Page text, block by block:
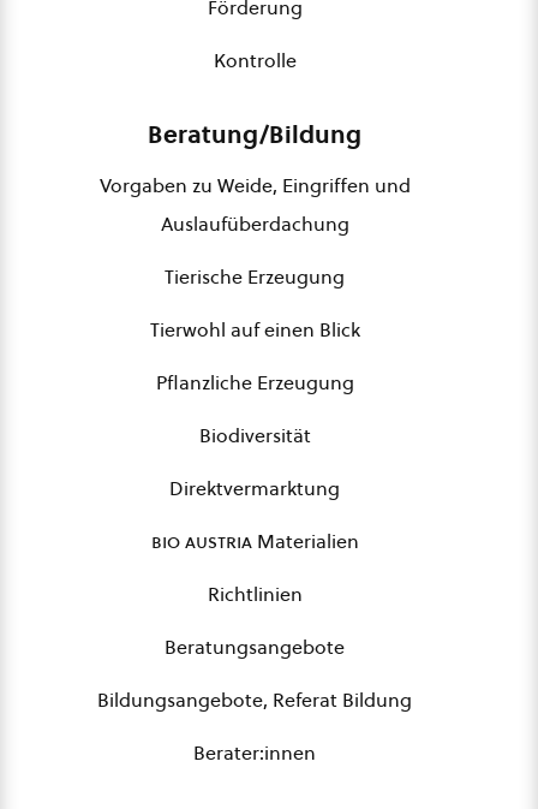
Förderung
Kontrolle
Beratung/Bildung
Vorgaben zu Weide, Eingriffen und
Auslaufüberdachung
Tierische Erzeugung
Tierwohl auf einen Blick
Pflanzliche Erzeugung
Biodiversität
Direktvermarktung
bio austriaMaterialien
Richtlinien
Beratungsangebote
Bildungsangebote, Referat Bildung
Berater:innen